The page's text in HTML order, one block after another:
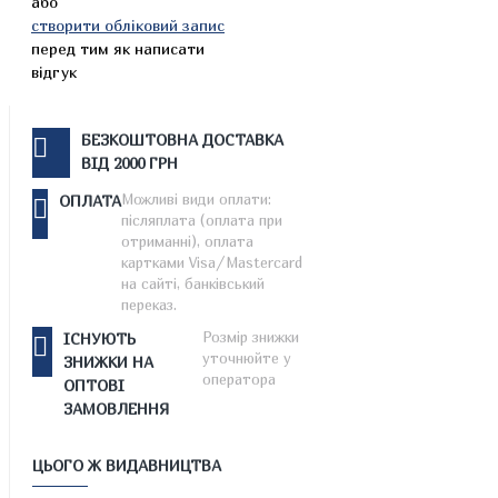
створити обліковий запис
перед тим як написати
відгук
БЕЗКОШТОВНА ДОСТАВКА
ВІД 2000 ГРН
ОПЛАТАМожливі види оплати:
післяплата (оплата при
отриманні), оплата
картками Visa/Mastercard
на сайті, банківський
переказ.
ІСНУЮТЬ
ЗНИЖКИ НА
ОПТОВІ
ЗАМОВЛЕННЯ
Розмір знижки
уточнюйте у
оператора
ЦЬОГО Ж ВИДАВНИЦТВА